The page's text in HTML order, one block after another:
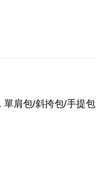
肩包/斜挎包/手提